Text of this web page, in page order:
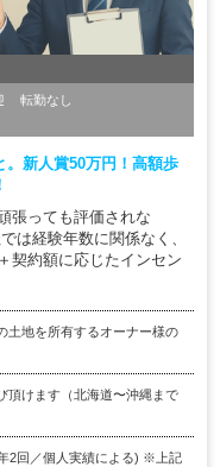
転勤なし
。新人賞50万円！高額歩
張っても評価されな
は経験年数に関係なく、
契約額に応じたインセン
土地を所有するオーナー様の
頂けます（北海道〜沖縄まで
2回／個人実績による) ※上記